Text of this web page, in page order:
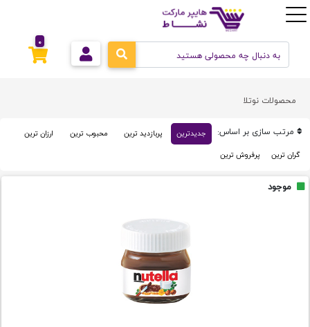
0
محصولات نوتلا
مرتب سازی بر اساس: جدیدترین پربازدید ترین محبوب ترین
ارزان ترین
گران ترین
پرفروش ترین
موجود